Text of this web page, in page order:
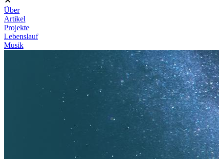
Über
Artikel
Projekte
Lebenslauf
Musik